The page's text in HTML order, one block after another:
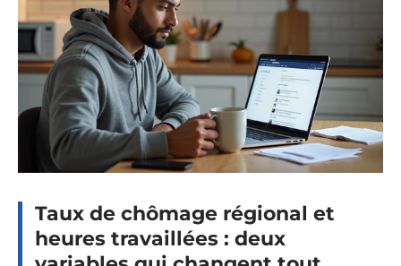
Taux de chômage régional et
heures travaillées : deux